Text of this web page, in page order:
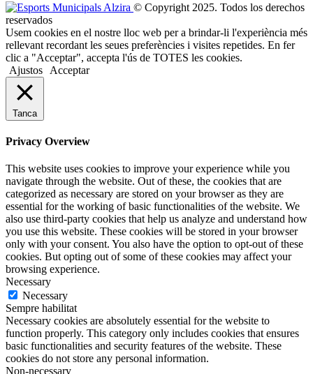
© Copyright 2025. Todos los derechos
reservados
Usem cookies en el nostre lloc web per a brindar-li l'experiència més
rellevant recordant les seues preferències i visites repetides. En fer
clic a "Acceptar", accepta l'ús de TOTES les cookies.
Ajustos
Acceptar
Tanca
Privacy Overview
This website uses cookies to improve your experience while you
navigate through the website. Out of these, the cookies that are
categorized as necessary are stored on your browser as they are
essential for the working of basic functionalities of the website. We
also use third-party cookies that help us analyze and understand how
you use this website. These cookies will be stored in your browser
only with your consent. You also have the option to opt-out of these
cookies. But opting out of some of these cookies may affect your
browsing experience.
Necessary
Necessary
Sempre habilitat
Necessary cookies are absolutely essential for the website to
function properly. This category only includes cookies that ensures
basic functionalities and security features of the website. These
cookies do not store any personal information.
Non-necessary